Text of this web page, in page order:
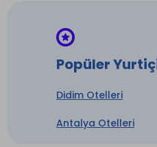
Popüler
Didim Otelleri
Antalya Otelleri